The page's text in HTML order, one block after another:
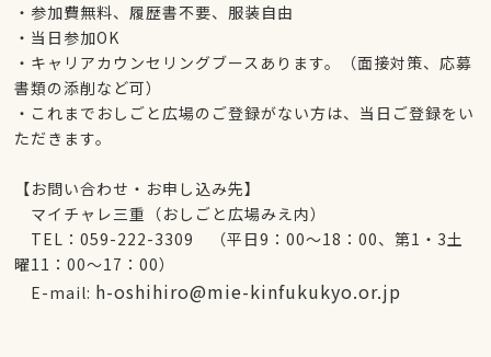
・参加費無料、履歴書不要、服装自由
・当日参加OK
・キャリアカウンセリングブースあります。（面接対策、応募
書類の添削など可）
・これまでおしごと広場のご登録がない方は、当日ご登録をい
ただきます。
【お問い合わせ・お申し込み先】
マイチャレ三重（おしごと広場みえ内）
TEL：059-222-3309 （平日9：00～18：00、第1・3土
曜11：00～17：00）
E-mail: h-oshihiro@mie-kinfukukyo.or.jp